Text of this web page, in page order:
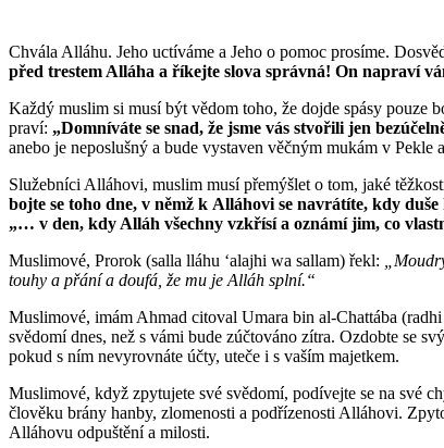
Chvála Alláhu. Jeho uctíváme a Jeho o pomoc prosíme.
před trestem Alláha a říkejte slova správná! On napraví
Každý muslim si musí být vědom toho, že dojde spásy
praví: „Domníváte se snad, že jsme vás stvořili jen
anebo je neposlušný a bude vystaven věčným mukám v Pekle
Služebníci Alláhovi, muslim musí přemýšlet o tom, jaké
bojte se toho dne, v němž k Alláhovi se navrátíte, kdy
„… v den, kdy Alláh všechny vzkřísí a oznámí jim, co
Muslimové, Prorok (salla lláhu ʻalajhi wa sallam) řekl:
touhy a přání a doufá, že mu je Alláh splní.“
Muslimové, imám Ahmad citoval Umara bin al-Chattába
svědomí dnes, než s vámi bude zúčtováno zítra. Ozdobte se
pokud s ním nevyrovnáte účty, uteče i s vaším majetkem.
Muslimové, když zpytujete své svědomí, podívejte se na své
člověku brány hanby, zlomenosti a podřízenosti Alláhovi.
Alláhovu odpuštění a milosti.